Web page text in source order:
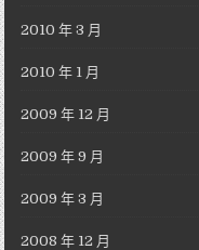
2010 年 3 月
2010 年 1 月
2009 年 12 月
2009 年 9 月
2009 年 3 月
2008 年 12 月